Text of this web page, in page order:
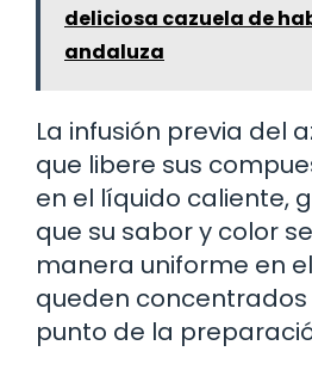
deliciosa cazuela de
andaluza
La infusión previa del
que libere sus
en el líquido caliente,
que su sabor y color
manera uniforme en
queden concentrados
punto de la